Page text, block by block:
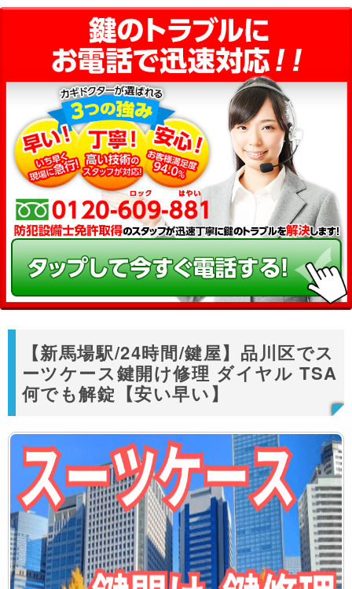
【新馬場駅/24時間/鍵屋】品川区でス
ーツケース鍵開け修理 ダイヤル TSA
何でも解錠【安い早い】